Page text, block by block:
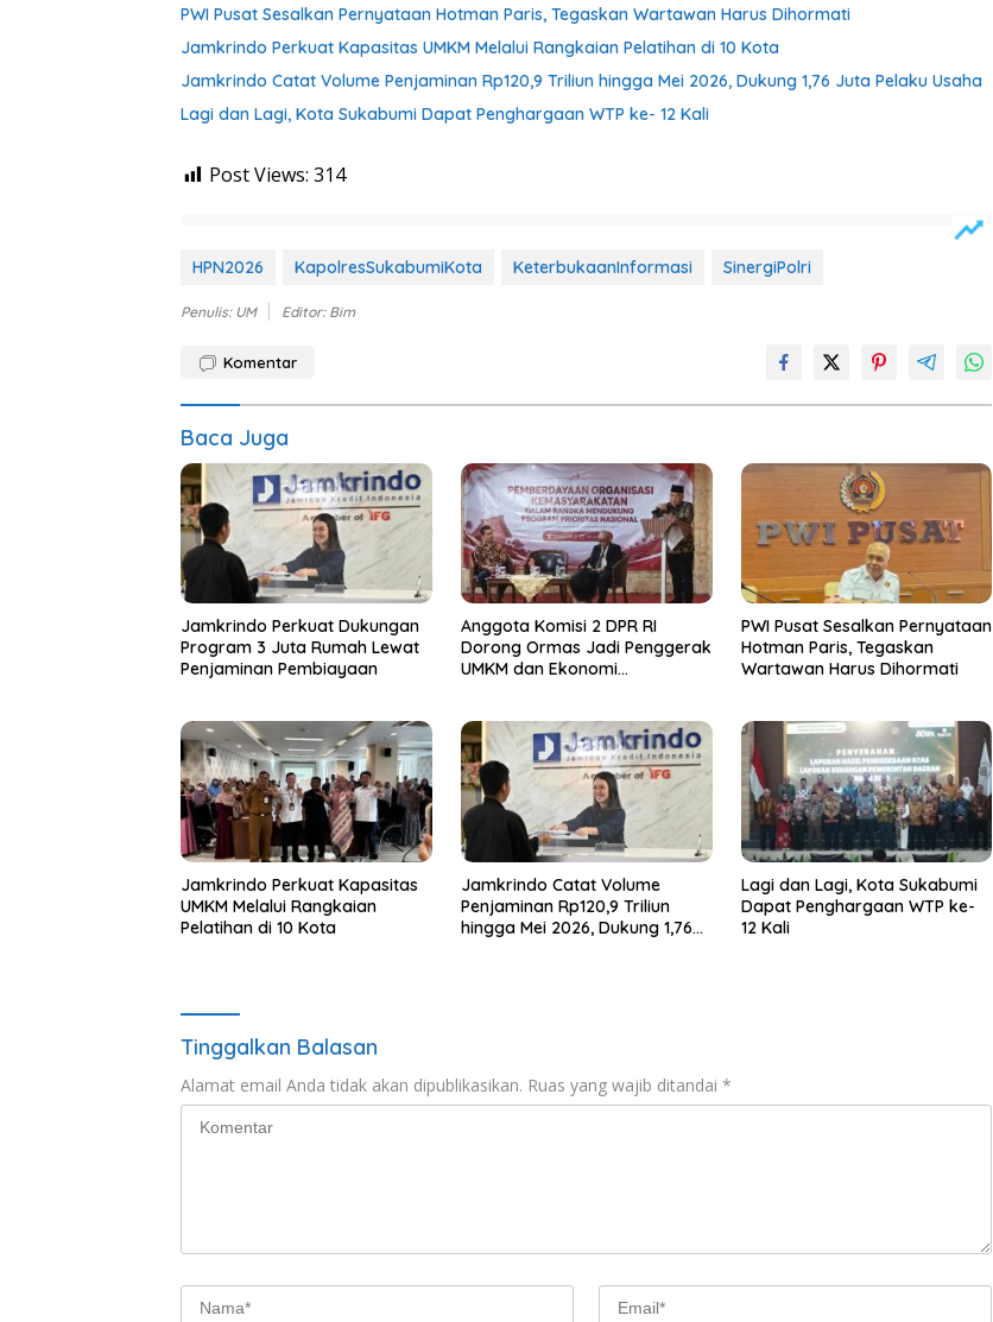
PWI Pusat Sesalkan Pernyataan Hotman Paris, Tegaskan Wartawan Harus Dihormati
Jamkrindo Perkuat Kapasitas UMKM Melalui Rangkaian Pelatihan di 10 Kota
Jamkrindo Catat Volume Penjaminan Rp120,9 Triliun hingga Mei 2026, Dukung 1,76 Juta Pelaku Usaha
Lagi dan Lagi, Kota Sukabumi Dapat Penghargaan WTP ke- 12 Kali
Post Views: 314
HPN2026 KapolresSukabumiKota KeterbukaanInformasi SinergiPolri
Penulis: UM Editor: Bim
Komentar
Baca Juga
Jamkrindo Perkuat Dukungan
Program 3 Juta Rumah Lewat
Penjaminan Pembiayaan
Anggota Komisi 2 DPR RI
Dorong Ormas Jadi Penggerak
UMKM dan Ekonomi
PWI Pusat Sesalkan Pernyataan
Hotman Paris, Tegaskan
Wartawan Harus Dihormati
Jamkrindo Perkuat Kapasitas
UMKM Melalui Rangkaian
Pelatihan di 10 Kota
Jamkrindo Catat Volume
Penjaminan Rp120,9 Triliun
hingga Mei 2026, Dukung 1,76
Lagi dan Lagi, Kota Sukabumi
Dapat Penghargaan WTP ke-
12 Kali
Tinggalkan Balasan
Alamat email Anda tidak akan dipublikasikan. Ruas yang wajib ditandai *